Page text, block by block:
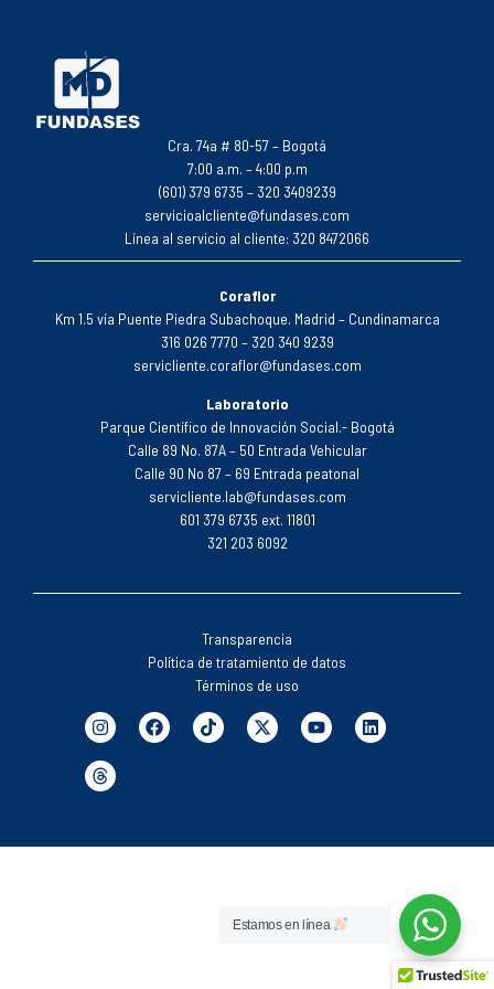
Cra. 74a # 80-57 – Bogotá
7:00 a.m. – 4:00 p.m
(601) 379 6735 – 320 3409239
servicioalcliente@fundases.com
Línea al servicio al cliente: 320 8472066
Coraflor
Km 1.5 vía Puente Piedra Subachoque. Madrid – Cundinamarca
316 026 7770 – 320 340 9239
servicliente.coraflor@fundases.com
Laboratorio
Parque Científico de Innovación Social.- Bogotá
Calle 89 No. 87A – 50 Entrada Vehicular
Calle 90 No 87 – 69 Entrada peatonal
servicliente.lab@fundases.com
601 379 6735 ext. 11801
321 203 6092
Transparencia
Política de tratamiento de datos
Términos de uso
Estamos en línea